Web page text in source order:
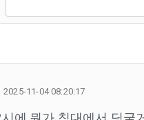
2025-11-04 08:20:17